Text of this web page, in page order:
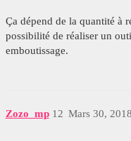
Ça dépend de la quantité à
possibilité de réaliser un
emboutissage.
Zozo_mp Mars 30,
12